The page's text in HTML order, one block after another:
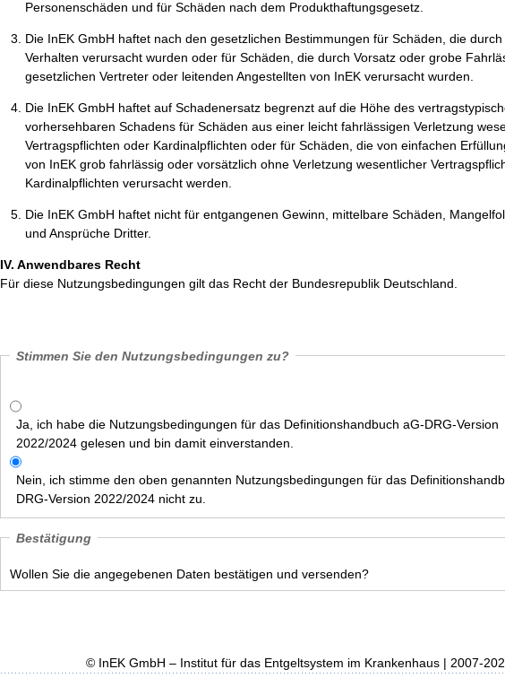
Personenschäden und für Schäden nach dem Produkthaftungsgesetz.
Die InEK GmbH haftet nach den gesetzlichen Bestimmungen für Schäden, die
Verhalten verursacht wurden oder für Schäden, die durch Vorsatz oder grobe
gesetzlichen Vertreter oder leitenden Angestellten von InEK verursacht wurden.
Die InEK GmbH haftet auf Schadenersatz begrenzt auf die Höhe des
vorhersehbaren Schadens für Schäden aus einer leicht fahrlässigen Verletzung
Vertragspflichten oder Kardinalpflichten oder für Schäden, die von einfachen
von InEK grob fahrlässig oder vorsätzlich ohne Verletzung wesentlicher
Kardinalpflichten verursacht werden.
Die InEK GmbH haftet nicht für entgangenen Gewinn, mittelbare Schäden,
und Ansprüche Dritter.
IV. Anwendbares Recht
Für diese Nutzungsbedingungen gilt das Recht der Bundesrepublik Deutschland.
Stimmen Sie den Nutzungsbedingungen zu?
Ja, ich habe die Nutzungsbedingungen für das Definitionshandbuch aG-DRG-Version
2022/2024 gelesen und bin damit einverstanden.
Nein, ich stimme den oben genannten Nutzungsbedingungen für das
DRG-Version 2022/2024 nicht zu.
Bestätigung
Wollen Sie die angegebenen Daten bestätigen und versenden?
© InEK GmbH – Institut für das Entgeltsystem im Krankenhaus | 2007-